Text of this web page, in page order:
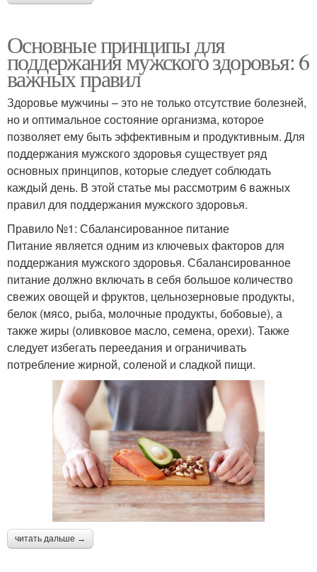
Основные принципы для
поддержания мужского здоровья: 6
важных правил
Здоровье мужчины – это не только отсутствие болезней,
но и оптимальное состояние организма, которое
позволяет ему быть эффективным и продуктивным. Для
поддержания мужского здоровья существует ряд
основных принципов, которые следует соблюдать
каждый день. В этой статье мы рассмотрим 6 важных
правил для поддержания мужского здоровья.
Правило №1: Сбалансированное питание
Питание является одним из ключевых факторов для
поддержания мужского здоровья. Сбалансированное
питание должно включать в себя большое количество
свежих овощей и фруктов, цельнозерновые продукты,
белок (мясо, рыба, молочные продукты, бобовые), а
также жиры (оливковое масло, семена, орехи). Также
следует избегать переедания и ограничивать
потребление жирной, соленой и сладкой пищи.
читать дальше →